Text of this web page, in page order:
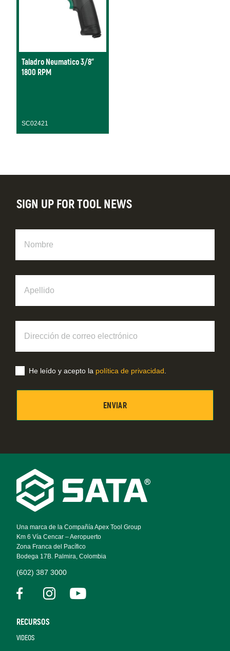
Taladro Neumatico 3/8"
1800 RPM
SC02421
Footer
Navigation
Una marca de la Compañía Apex Tool Group
Km 6 Vía Cencar – Aeropuerto
Zona Franca del Pacífico
Bodega 17B. Palmira, Colombia
(602) 387 3000
RECURSOS
VIDEOS
SIGN UP FOR TOOL NEWS
correo
electrónico
He leído y acepto la política de privacidad